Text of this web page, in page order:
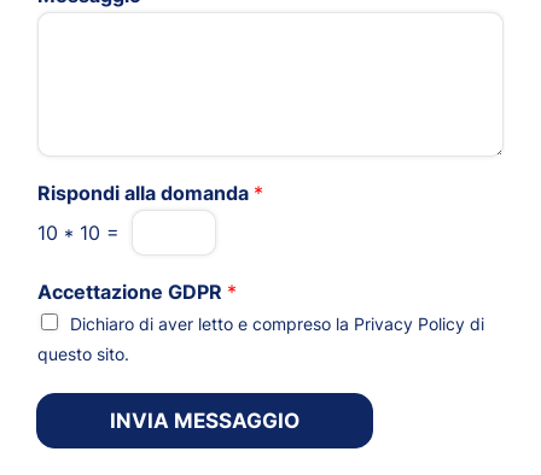
Rispondi alla domanda *
10 * 10 =
Accettazione GDPR *
Dichiaro di aver letto e compreso la Privacy Policy di
questo sito.
INVIA MESSAGGIO